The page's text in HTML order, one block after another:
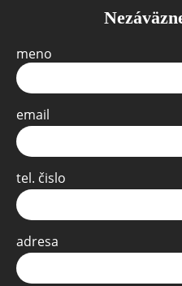
meno
email
tel. čislo
adresa